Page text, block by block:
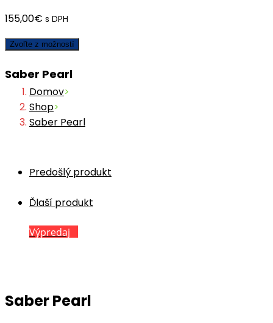
155,00€ s DPH
Zvoľte z možností
Saber Pearl
Domov>
Shop>
Saber Pearl
Predošlý produkt
Ďlaší produkt
Výpredaj
Saber Pearl